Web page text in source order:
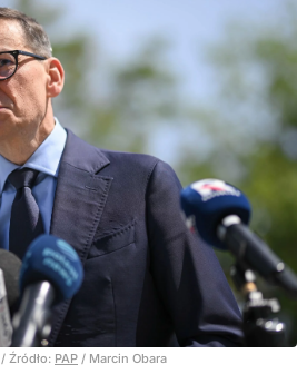
/ Źródło: PAP / Marcin Obara